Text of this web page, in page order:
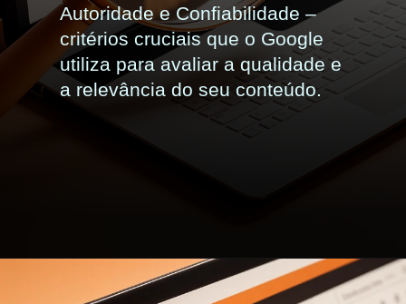
Autoridade e Confiabilidade –
critérios cruciais que o Google
utiliza para avaliar a qualidade e
a relevância do seu conteúdo.